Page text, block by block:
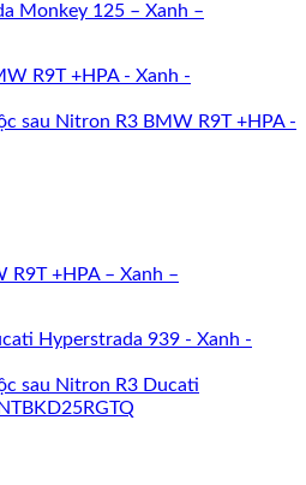
Monkey 125 – Xanh –
R9T +HPA – Xanh –